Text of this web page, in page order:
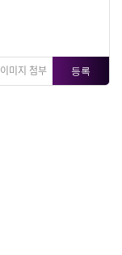
이미지 첨부 등록